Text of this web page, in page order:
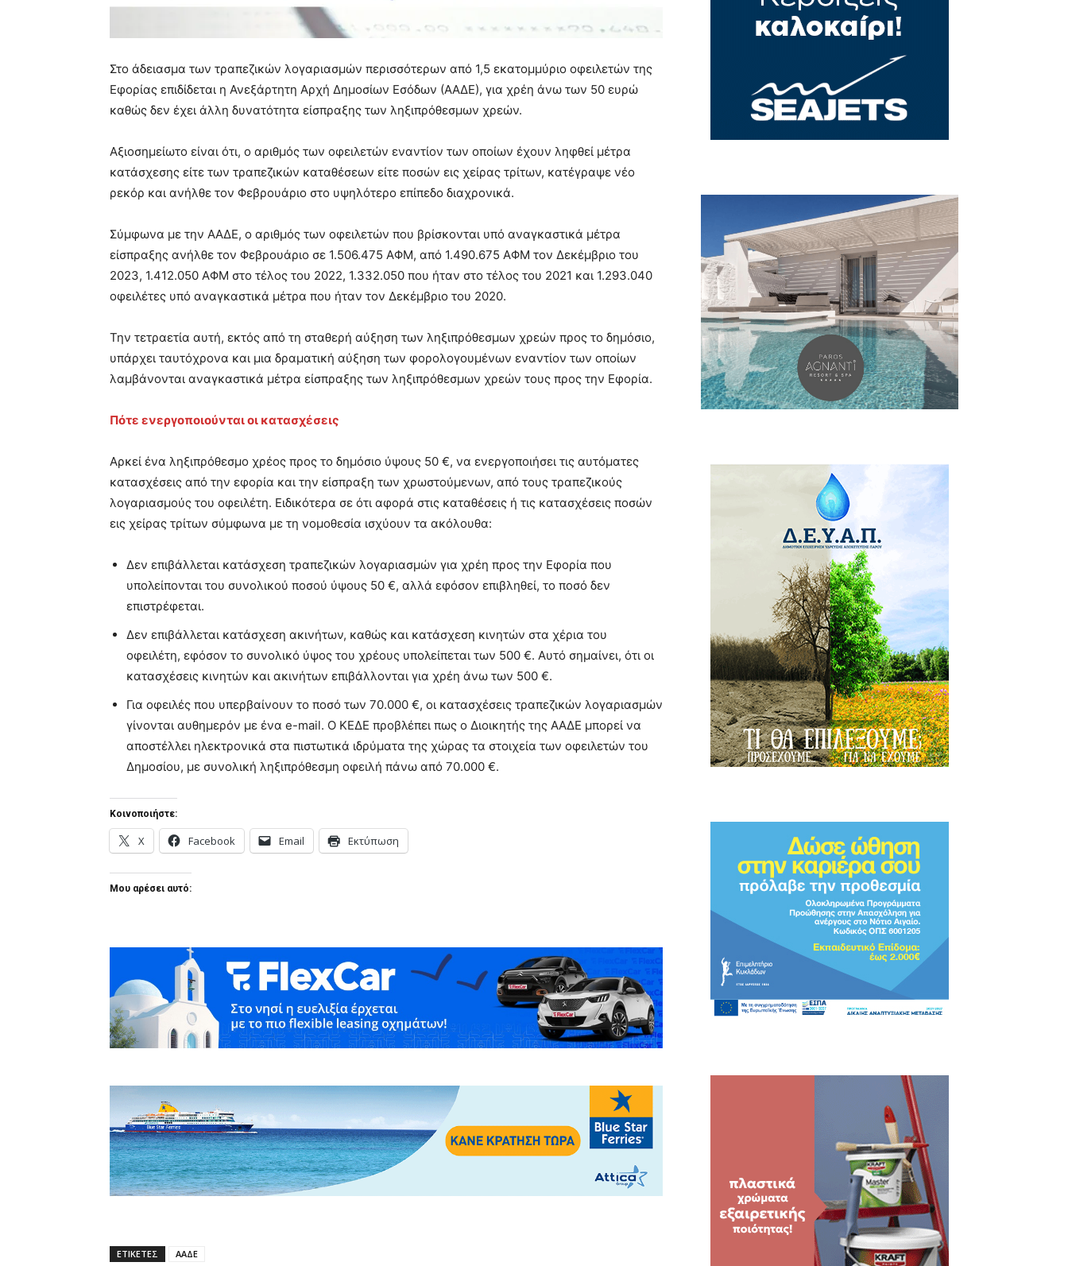
Στο άδειασμα των τραπεζικών λογαριασμών περισσότερων από 1,5 εκατομμύριο οφειλετών της
Εφορίας επιδίδεται η Ανεξάρτητη Αρχή Δημοσίων Εσόδων (ΑΑΔΕ), για χρέη άνω των 50 ευρώ
καθώς δεν έχει άλλη δυνατότητα είσπραξης των ληξιπρόθεσμων χρεών.
Αξιοσημείωτο είναι ότι, ο αριθμός των οφειλετών εναντίον των οποίων έχουν ληφθεί μέτρα
κατάσχεσης είτε των τραπεζικών καταθέσεων είτε ποσών εις χείρας τρίτων, κατέγραψε νέο
ρεκόρ και ανήλθε τον Φεβρουάριο στο υψηλότερο επίπεδο διαχρονικά.
Σύμφωνα με την ΑΑΔΕ, ο αριθμός των οφειλετών που βρίσκονται υπό αναγκαστικά μέτρα
είσπραξης ανήλθε τον Φεβρουάριο σε 1.506.475 ΑΦΜ, από 1.490.675 ΑΦΜ τον Δεκέμβριο του
2023, 1.412.050 ΑΦΜ στο τέλος του 2022, 1.332.050 που ήταν στο τέλος του 2021 και 1.293.040
οφειλέτες υπό αναγκαστικά μέτρα που ήταν τον Δεκέμβριο του 2020.
Την τετραετία αυτή, εκτός από τη σταθερή αύξηση των ληξιπρόθεσμων χρεών προς το δημόσιο,
υπάρχει ταυτόχρονα και μια δραματική αύξηση των φορολογουμένων εναντίον των οποίων
λαμβάνονται αναγκαστικά μέτρα είσπραξης των ληξιπρόθεσμων χρεών τους προς την Εφορία.
Πότε ενεργοποιούνται οι κατασχέσεις
Αρκεί ένα ληξιπρόθεσμο χρέος προς το δημόσιο ύψους 50 €, να ενεργοποιήσει τις αυτόματες
κατασχέσεις από την εφορία και την είσπραξη των χρωστούμενων, από τους τραπεζικούς
λογαριασμούς του οφειλέτη. Ειδικότερα σε ότι αφορά στις καταθέσεις ή τις κατασχέσεις ποσών
εις χείρας τρίτων σύμφωνα με τη νομοθεσία ισχύουν τα ακόλουθα:
Δεν επιβάλλεται κατάσχεση τραπεζικών λογαριασμών για χρέη προς την Εφορία που
υπολείπονται του συνολικού ποσού ύψους 50 €, αλλά εφόσον επιβληθεί, το ποσό δεν
επιστρέφεται.
Δεν επιβάλλεται κατάσχεση ακινήτων, καθώς και κατάσχεση κινητών στα χέρια του
οφειλέτη, εφόσον το συνολικό ύψος του χρέους υπολείπεται των 500 €. Αυτό σημαίνει, ότι οι
κατασχέσεις κινητών και ακινήτων επιβάλλονται για χρέη άνω των 500 €.
Για οφειλές που υπερβαίνουν το ποσό των 70.000 €, οι κατασχέσεις τραπεζικών λογαριασμών
γίνονται αυθημερόν με ένα e-mail. Ο ΚΕΔΕ προβλέπει πως ο Διοικητής της ΑΑΔΕ μπορεί να
αποστέλλει ηλεκτρονικά στα πιστωτικά ιδρύματα της χώρας τα στοιχεία των οφειλετών του
Δημοσίου, με συνολική ληξιπρόθεσμη οφειλή πάνω από 70.000 €.
Κοινοποιήστε:
X Facebook Email Εκτύπωση
Μου αρέσει αυτό:
ΕΤΙΚΕΤΕΣ ΑΑΔΕ